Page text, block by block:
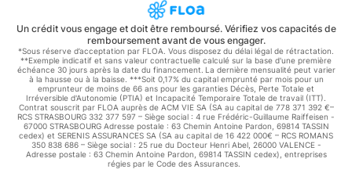
Un crédit vous engage et doit être remboursé. Vérifiez vos capacités de
remboursement avant de vous engager.
*Sous réserve d’acceptation par FLOA. Vous disposez du délai légal de rétractation.
**Exemple indicatif et sans valeur contractuelle calculé sur la base d'une première
échéance 30 jours après la date du financement. La dernière mensualité peut varier
à la hausse ou à la baisse. ***Soit 0,17% du capital emprunté par mois pour un
emprunteur de moins de 66 ans pour les garanties Décès, Perte Totale et
Irréversible d'Autonomie (PTIA) et Incapacité Temporaire Totale de travail (ITT).
Contrat souscrit par FLOA auprès de ACM VIE SA (SA au capital de 778 371 392 €–
RCS STRASBOURG 332 377 597 – Siège social : 4 rue Frédéric-Guillaume Raiffeisen -
67000 STRASBOURG Adresse postale : 63 Chemin Antoine Pardon, 69814 TASSIN
cedex) et SERENIS ASSURANCES SA (SA au capital de 16 422 000€ – RCS ROMANS
350 838 686 – Siège social : 25 rue du Docteur Henri Abel, 26000 VALENCE -
Adresse postale : 63 Chemin Antoine Pardon, 69814 TASSIN cedex), entreprises
régies par le Code des Assurances.